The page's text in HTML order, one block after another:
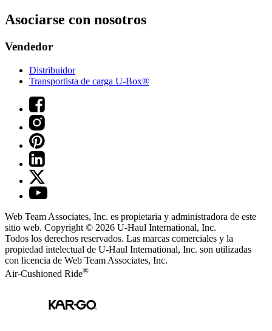
Asociarse con nosotros
Vendedor
Distribuidor
Transportista de carga U-Box®
Web Team Associates, Inc. es propietaria y administradora de este
sitio web. Copyright © 2026 U-Haul International, Inc.
Todos los derechos reservados. Las marcas comerciales y la
propiedad intelectual de U-Haul International, Inc. son utilizadas
con licencia de Web Team Associates, Inc.
Air-Cushioned Ride®